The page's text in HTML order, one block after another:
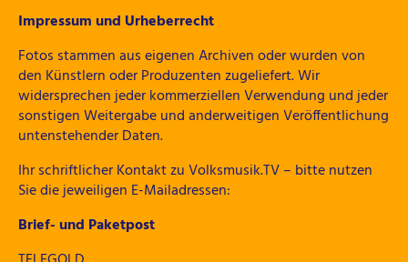
Impressum und Urheberrecht
Fotos stammen aus eigenen Archiven oder wurden von
den Künstlern oder Produzenten zugeliefert. Wir
widersprechen jeder kommerziellen Verwendung und jeder
sonstigen Weitergabe und anderweitigen Veröffentlichung
untenstehender Daten.
Ihr schriftlicher Kontakt zu Volksmusik.TV – bitte nutzen
Sie die jeweiligen E-Mailadressen:
Brief- und Paketpost